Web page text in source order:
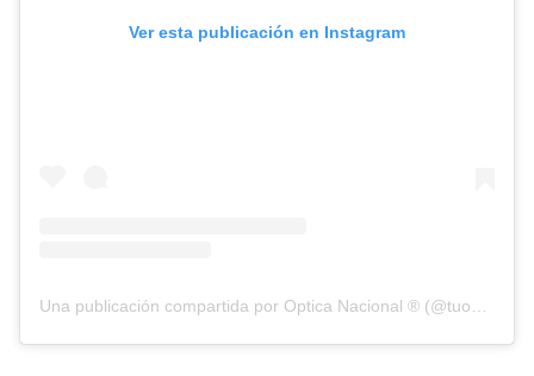
Ver esta publicación en Instagram
Una publicación compartida por Optica Nacional ® (@tuopticanacional)